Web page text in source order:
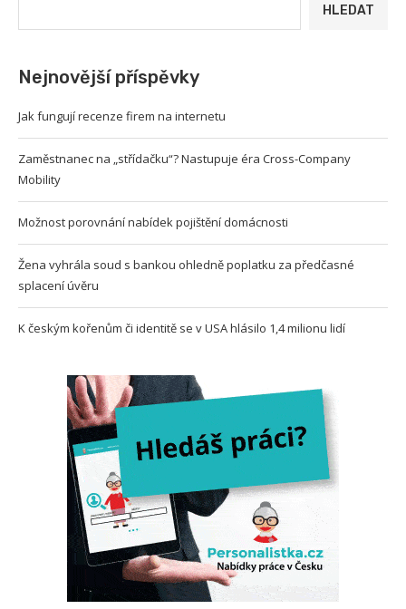
HLEDAT
Nejnovější příspěvky
Jak fungují recenze firem na internetu
Zaměstnanec na „střídačku“? Nastupuje éra Cross-Company
Mobility
Možnost porovnání nabídek pojištění domácnosti
Žena vyhrála soud s bankou ohledně poplatku za předčasné
splacení úvěru
K českým kořenům či identitě se v USA hlásilo 1,4 milionu lidí